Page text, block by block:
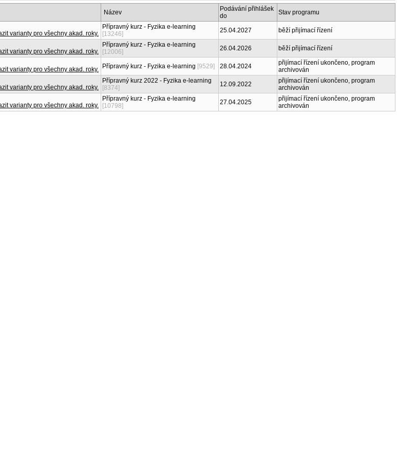
Název
Podávání přihlášek
do
Stav programu
Přípravný kurz - Fyzika e-learning
[13246]
25.04.2027 běží přijímací řízení
Přípravný kurz - Fyzika e-learning
[12006]
26.04.2026 běží přijímací řízení
Přípravný kurz - Fyzika e-learning [9529] 28.04.2024
přijímací řízení ukončeno, program
archivován
Přípravný kurz 2022 - Fyzika e-learning
[8374]
12.09.2022
přijímací řízení ukončeno, program
archivován
Přípravný kurz - Fyzika e-learning
[10798]
27.04.2025
přijímací řízení ukončeno, program
archivován